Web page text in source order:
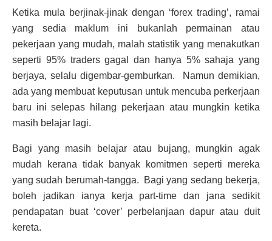
Ketika mula berjinak-jinak dengan ‘forex trading’, ramai
yang sedia maklum ini bukanlah permainan atau
pekerjaan yang mudah, malah statistik yang menakutkan
seperti 95% traders gagal dan hanya 5% sahaja yang
berjaya, selalu digembar-gemburkan. Namun demikian,
ada yang membuat keputusan untuk mencuba perkerjaan
baru ini selepas hilang pekerjaan atau mungkin ketika
masih belajar lagi.
Bagi yang masih belajar atau bujang, mungkin agak
mudah kerana tidak banyak komitmen seperti mereka
yang sudah berumah-tangga. Bagi yang sedang bekerja,
boleh jadikan ianya kerja part-time dan jana sedikit
pendapatan buat ‘cover’ perbelanjaan dapur atau duit
kereta.